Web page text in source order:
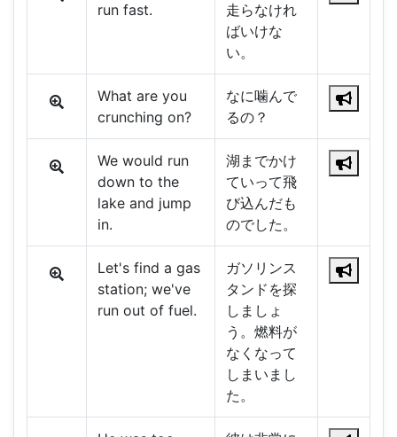
run fast.
走らなけれ
ばいけな
い。
What are you
crunching on?
なに噛んで
るの？
We would run
down to the
lake and jump
in.
湖までかけ
ていって飛
び込んだも
のでした。
Let's find a gas
station; we've
run out of fuel.
ガソリンス
タンドを探
しましょ
う。燃料が
なくなって
しまいまし
た。